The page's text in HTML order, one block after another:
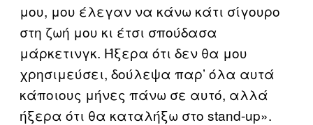
μου, μου έλεγαν να κάνω κάτι σίγουρο
στη ζωή μου κι έτσι σπούδασα
μάρκετινγκ. Ήξερα ότι δεν θα μου
χρησιμεύσει, δούλεψα παρ’ όλα αυτά
κάποιους μήνες πάνω σε αυτό, αλλά
ήξερα ότι θα καταλήξω στο stand-up».